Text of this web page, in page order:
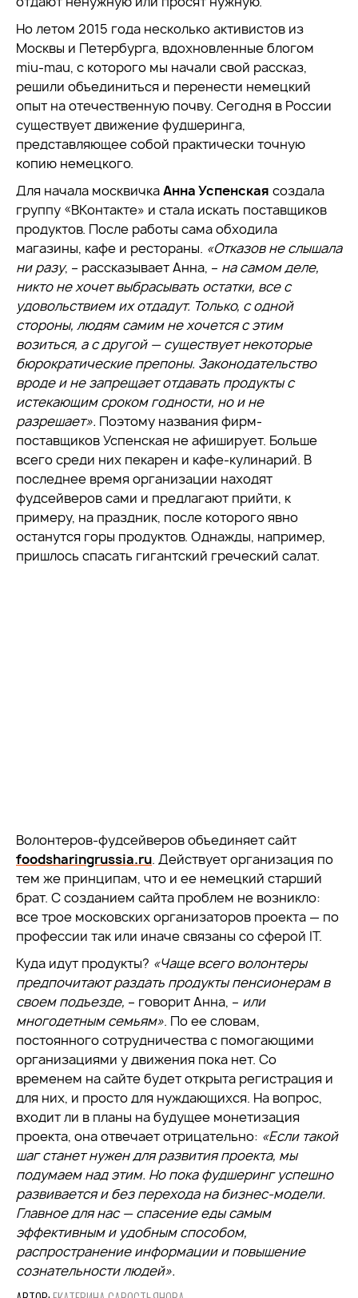
Но летом 2015 года несколько активистов из
Москвы и Петербурга, вдохновленные блогом
miu-mau, с которого мы начали свой рассказ,
решили объединиться и перенести немецкий
опыт на отечественную почву. Сегодня в России
существует движение фудшеринга,
представляющее собой практически точную
копию немецкого.
Для начала москвичкаАнна Успенская создала
группу «ВКонтакте» и стала искать поставщиков
продуктов. После работы сама обходила
магазины, кафе и рестораны. «Отказов не слышала
ни разу, – рассказывает Анна, – на самом деле,
никто не хочет выбрасывать остатки, все с
удовольствием их отдадут. Только, с одной
стороны, людям самим не хочется с этим
возиться, а с другой — существует некоторые
бюрократические препоны. Законодательство
вроде и не запрещает отдавать продукты с
истекающим сроком годности, но и не
разрешает». Поэтому названия фирм-
поставщиков Успенская не афиширует. Больше
всего среди них пекарен и кафе-кулинарий. В
последнее время организации находят
фудсейверов сами и предлагают прийти, к
примеру, на праздник, после которого явно
останутся горы продуктов. Однажды, например,
пришлось спасать гигантский греческий салат.
Волонтеров-фудсейверов объединяет сайт
foodsharingrussia.ru. Действует организация по
тем же принципам, что и ее немецкий старший
брат. С созданием сайта проблем не возникло:
все трое московских организаторов проекта — по
профессии так или иначе связаны со сферой IT.
Куда идут продукты? «Чаще всего волонтеры
предпочитают раздать продукты пенсионерам в
своем подъезде, – говорит Анна, – или
многодетным семьям». По ее словам,
постоянного сотрудничества с помогающими
организациями у движения пока нет. Со
временем на сайте будет открыта регистрация и
для них, и просто для нуждающихся. На вопрос,
входит ли в планы на будущее монетизация
проекта, она отвечает отрицательно: «Если такой
шаг станет нужен для развития проекта, мы
подумаем над этим. Но пока фудшеринг успешно
развивается и без перехода на бизнес-модели.
Главное для нас — спасение еды самым
эффективным и удобным способом,
распространение информации и повышение
сознательности людей».